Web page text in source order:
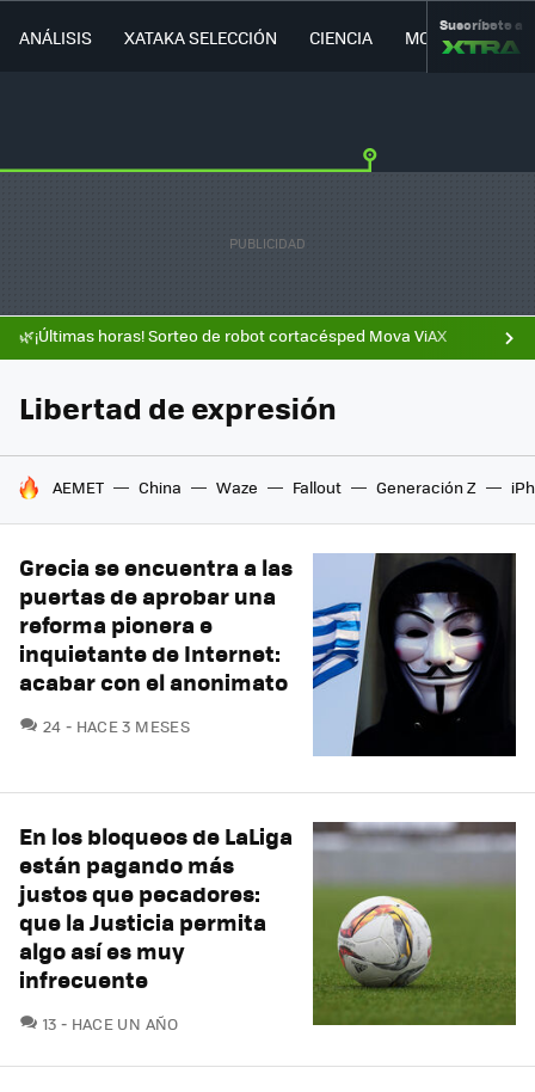
ANÁLISIS XATAKA SELECCIÓN CIENCIA MOVILIDAD
Suscríbete a
🌿¡Últimas horas! Sorteo de robot cortacésped Mova ViAX
Libertad de expresión
HOY SE HABLA DE
AEMET China Waze Fallout Generación Z
Grecia se encuentra a las
puertas de aprobar una
reforma pionera e
inquietante de Internet:
acabar con el anonimato
24 COMENTARIOS
HACE 3 MESES
En los bloqueos de LaLiga
están pagando más
justos que pecadores:
que la Justicia permita
algo así es muy
infrecuente
13 COMENTARIOS
HACE UN AÑO